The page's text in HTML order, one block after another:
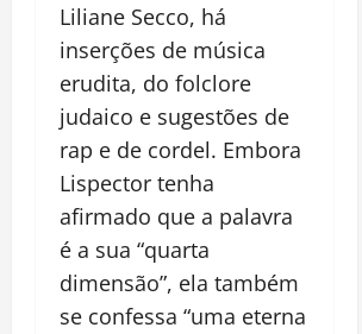
Liliane Secco, há
inserções de música
erudita, do folclore
judaico e sugestões de
rap e de cordel. Embora
Lispector tenha
afirmado que a palavra
é a sua “quarta
dimensão”, ela também
se confessa “uma eterna